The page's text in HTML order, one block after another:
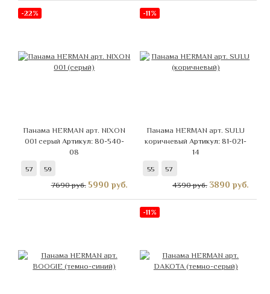
-22%
Панама HERMAN арт. NIXON
001 серый Артикул: 80-540-
08
57 59
7690 руб. 5990 руб.
-11%
Панама HERMAN арт. SULU
коричневыйАртикул: 81-021-
14
55 57
4390 руб. 3890 руб.
-11%